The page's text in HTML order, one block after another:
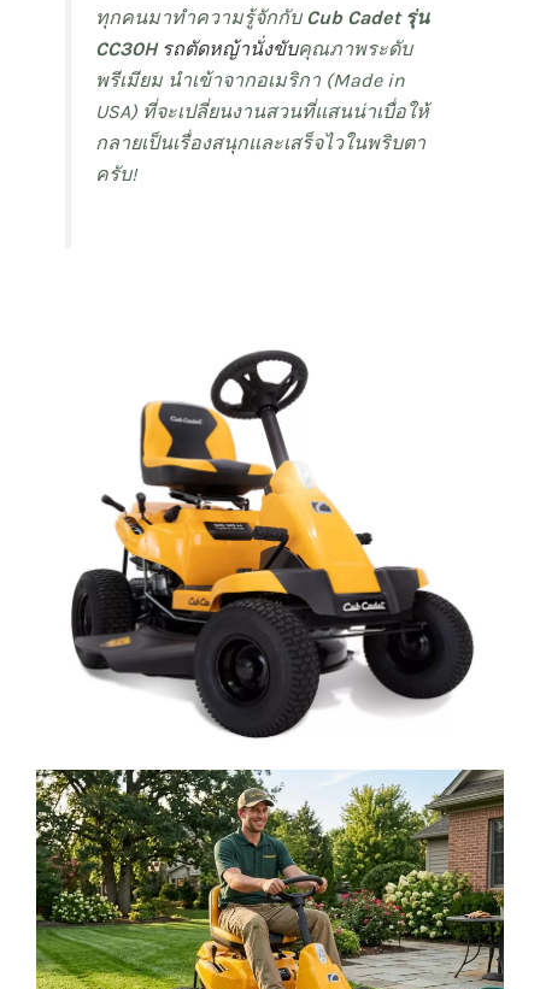
ทุกคนมาทำความรู้จักกับCub Cadet รุ่น
CC30H รถตัดหญ้านั่งขับคุณภาพระดับ
พรีเมียม นำเข้าจากอเมริกา (Made in
USA) ที่จะเปลี่ยนงานสวนที่แสนน่าเบื่อให้
กลายเป็นเรื่องสนุกและเสร็จไวในพริบตา
ครับ!